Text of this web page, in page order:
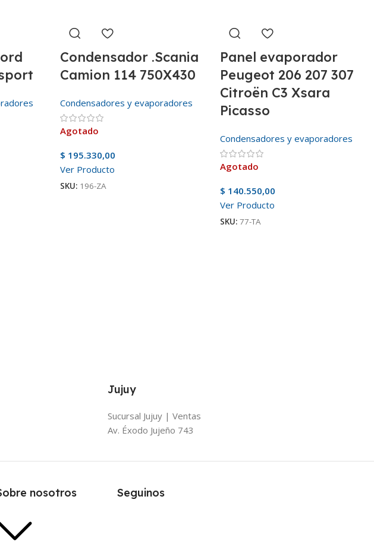
Condensador .Scania
Camion 114 750X430
Condensadores y evaporadores
Agotado
$ 195.330,00
Ver Producto
SKU: 196-ZA
Panel evaporador
Peugeot 206 207 307
Citroën C3 Xsara
Picasso
Condensadores y evaporadores
Agotado
$ 140.550,00
Ver Producto
SKU:77-TA
Jujuy
Sucursal Jujuy | Ventas
Av. Éxodo Jujeño 743
nosotros Seguinos